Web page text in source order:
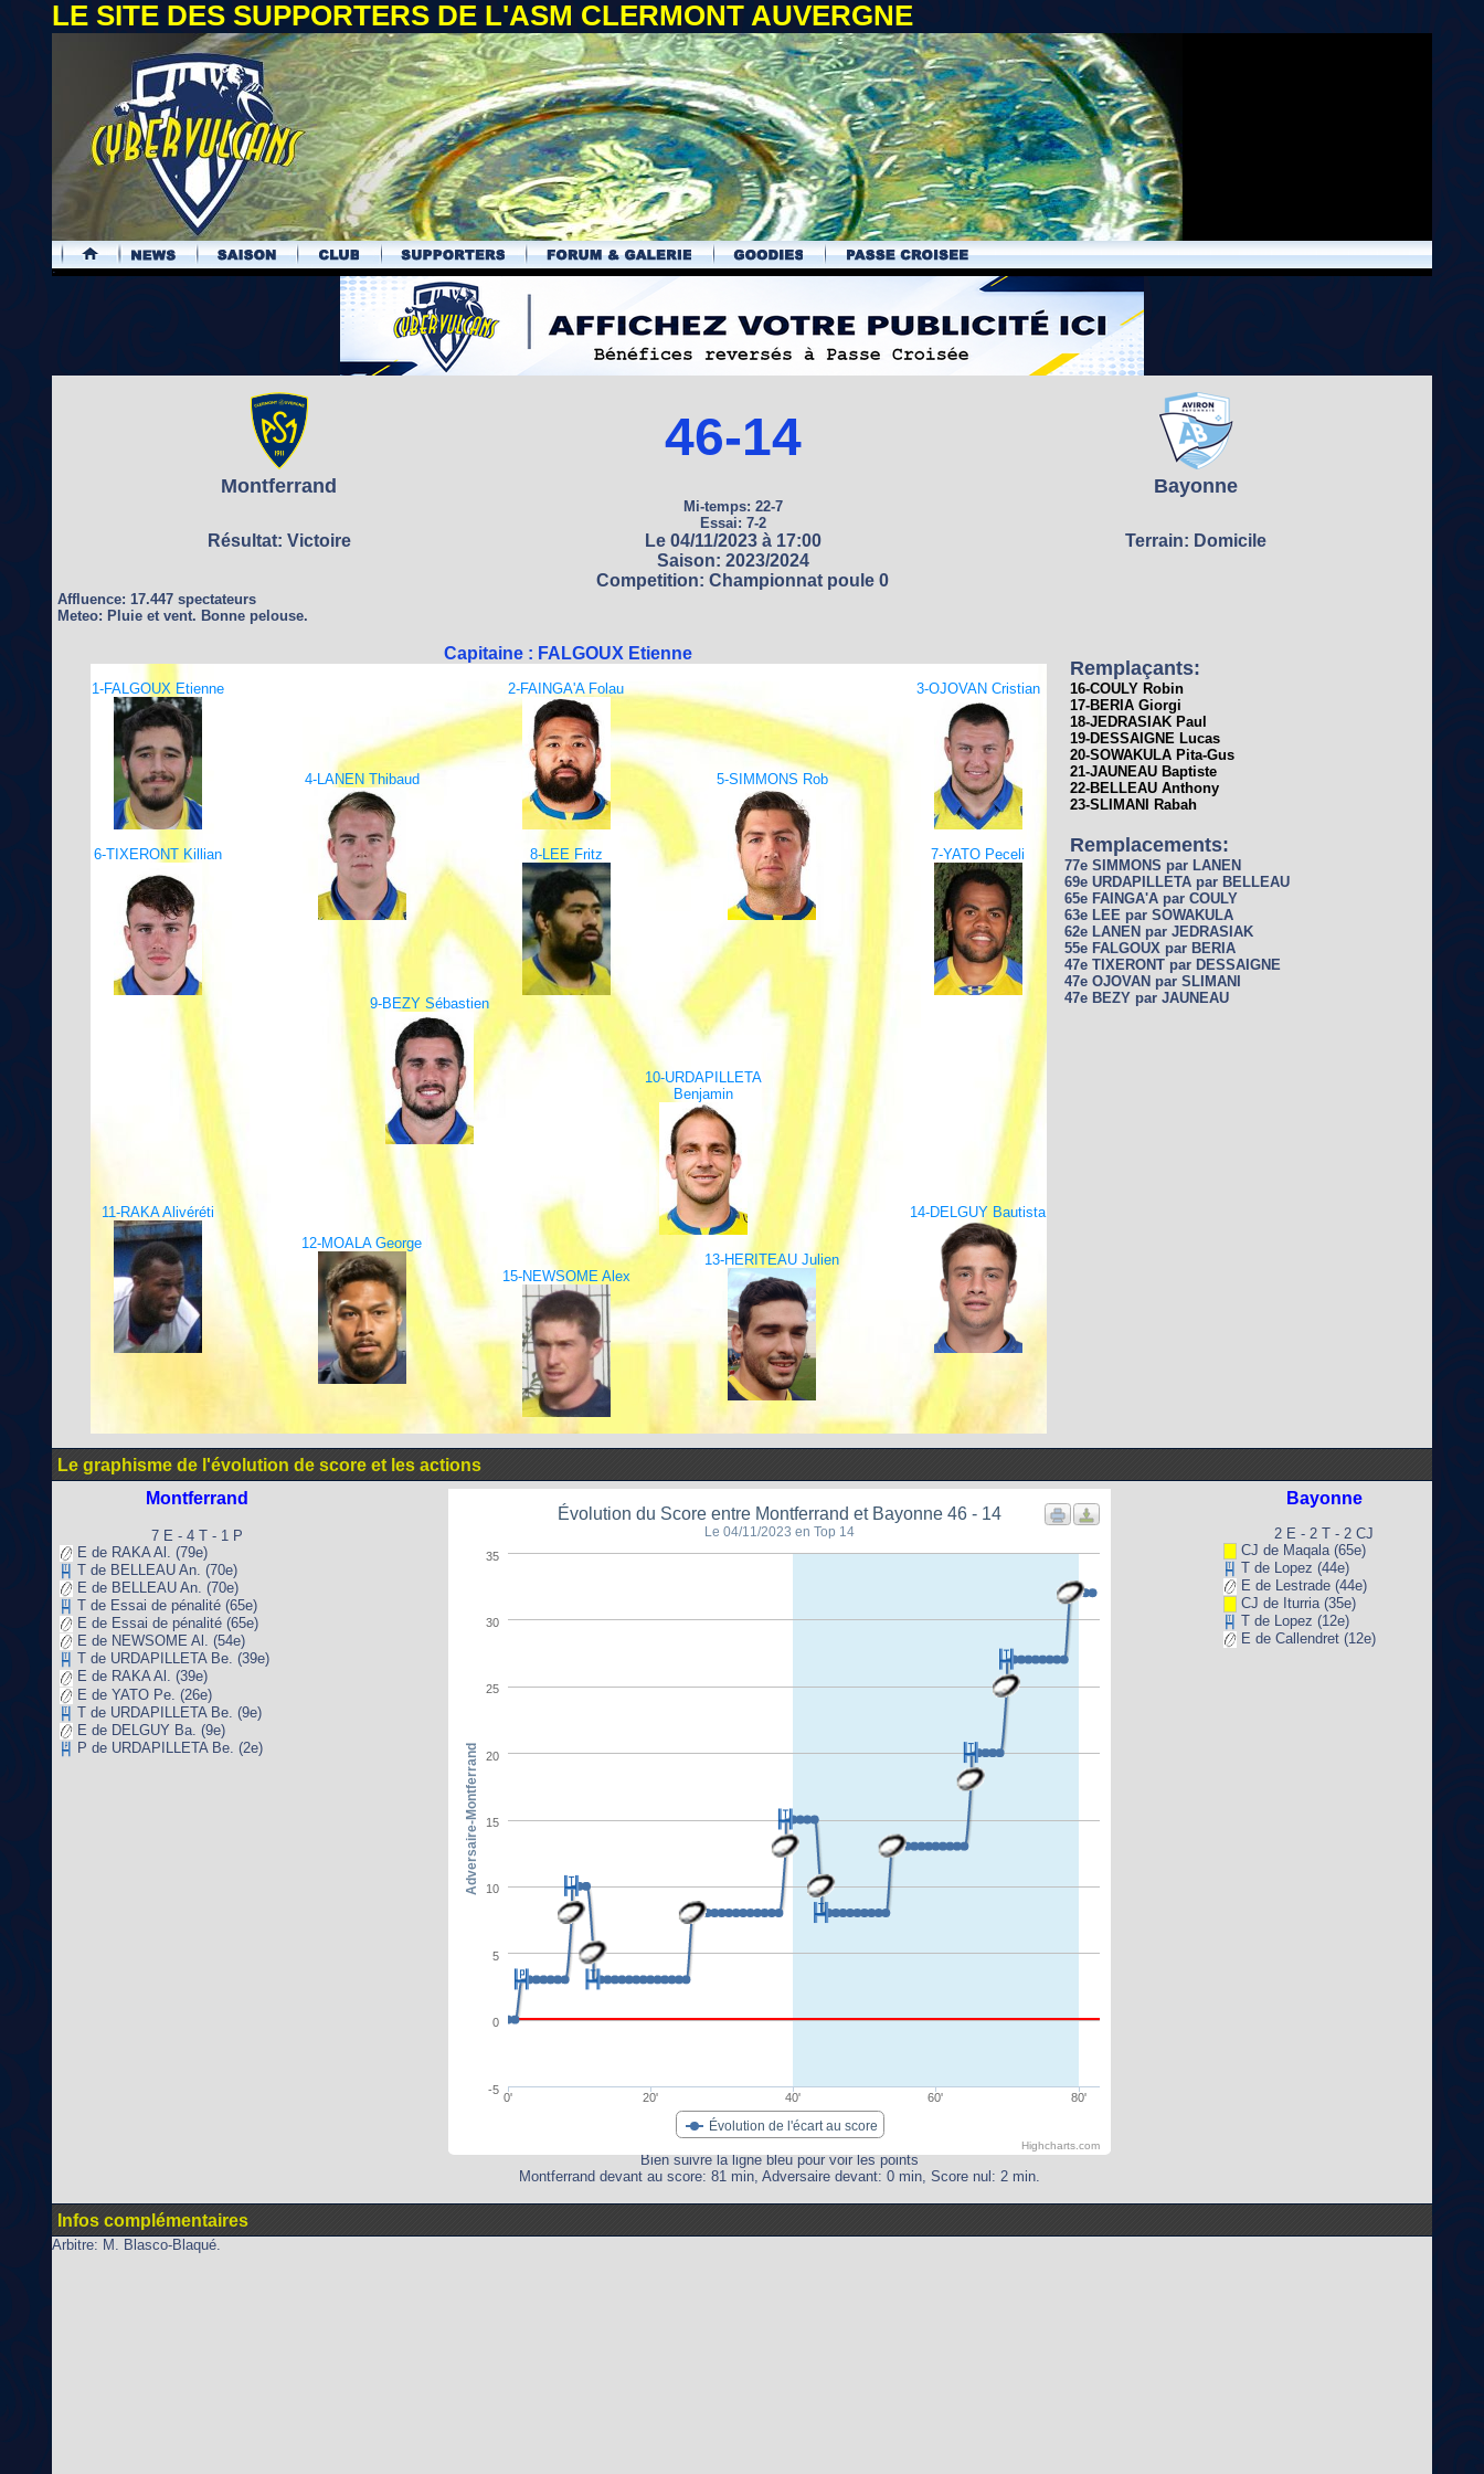
LE SITE DES SUPPORTERS DE L'ASM CLERMONT AUVERGNE
.
Montferrand
46-14
Bayonne
Mi-temps: 22-7
Essai: 7-2
Résultat: Victoire Le 04/11/2023 à 17:00
Terrain: Domicile
Saison: 2023/2024
Competition: Championnat poule 0
Affluence: 17.447 spectateurs
Meteo: Pluie et vent. Bonne pelouse.
Capitaine : FALGOUX Etienne
1-FALGOUX Etienne 2-FAINGA'A Folau 3-OJOVAN Cristian
4-LANEN Thibaud 5-SIMMONS Rob
6-TIXERONT Killian 8-LEE Fritz 7-YATO Peceli
9-BEZY Sébastien
10-URDAPILLETA
Benjamin
11-RAKA Alivéréti
14-DELGUY Bautista
12-MOALA George
13-HERITEAU Julien
15-NEWSOME Alex
Remplaçants:
16-COULY Robin
17-BERIA Giorgi
18-JEDRASIAK Paul
19-DESSAIGNE Lucas
20-SOWAKULA Pita-Gus
21-JAUNEAU Baptiste
22-BELLEAU Anthony
23-SLIMANI Rabah
Remplacements:
77e SIMMONS par LANEN
69e URDAPILLETA par BELLEAU
65e FAINGA'A par COULY
63e LEE par SOWAKULA
62e LANEN par JEDRASIAK
55e FALGOUX par BERIA
47e TIXERONT par DESSAIGNE
47e OJOVAN par SLIMANI
47e BEZY par JAUNEAU
Le graphisme de l'évolution de score et les actions
Montferrand
7 E - 4 T - 1 P
E de RAKA Al. (79e)
T de BELLEAU An. (70e)
E de BELLEAU An. (70e)
T de Essai de pénalité (65e)
E de Essai de pénalité (65e)
E de NEWSOME Al. (54e)
T de URDAPILLETA Be. (39e)
E de RAKA Al. (39e)
E de YATO Pe. (26e)
T de URDAPILLETA Be. (9e)
E de DELGUY Ba. (9e)
P de URDAPILLETA Be. (2e)
Évolution du Score entre Montferrand et Bayonne 46 - 14
Le 04/11/2023 en Top 14
Évolution de l'écart au score
0' 20' 40' 60' 80'
-5
0
5
10
15
20
25
30
35
Adversaire-Montferrand
Highcharts.com
Bien suivre la ligne bleu pour voir les points
Montferrand devant au score: 81 min, Adversaire devant: 0 min, Score nul: 2 min.
Bayonne
2 E - 2 T - 2 CJ
CJ de Maqala (65e)
T de Lopez (44e)
E de Lestrade (44e)
CJ de Iturria (35e)
T de Lopez (12e)
E de Callendret (12e)
Infos complémentaires
Arbitre: M. Blasco-Blaqué.